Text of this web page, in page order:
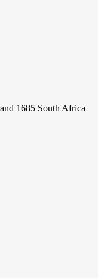
1685 South Africa